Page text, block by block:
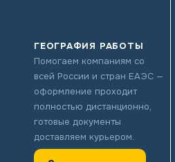
ГЕОГРАФИЯ РАБОТЫ
Помогаем компаниям со
всей России и стран ЕАЭС —
оформление проходит
полностью дистанционно,
готовые документы
доставляем курьером.